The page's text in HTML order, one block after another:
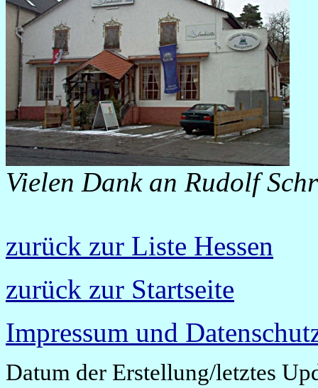
Vielen Dank an Rudolf
zurück zur Liste Hessen
zurück zur Startseite
Impressum und
Datum der Erstellung/letztes